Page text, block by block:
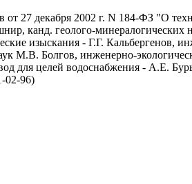
27 декабря 2002 г. N 184-ФЗ "О
канд. геолого-
изыскания - Г.Г. Кальбергенов,
М.В. Болгов, инженерно-
для целей водоснабжения - А.Е.
02-96)